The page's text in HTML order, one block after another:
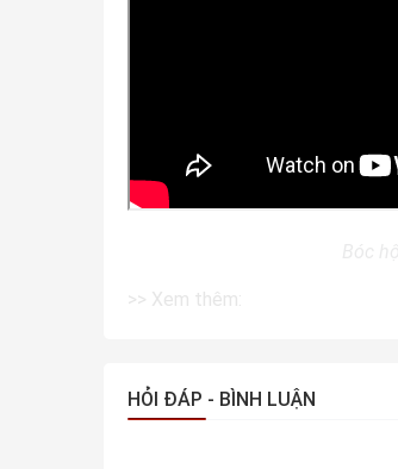
>> Xem thêm:
Chính sách bảo hành Kim
HỎI ĐÁP - BÌNH LUẬN